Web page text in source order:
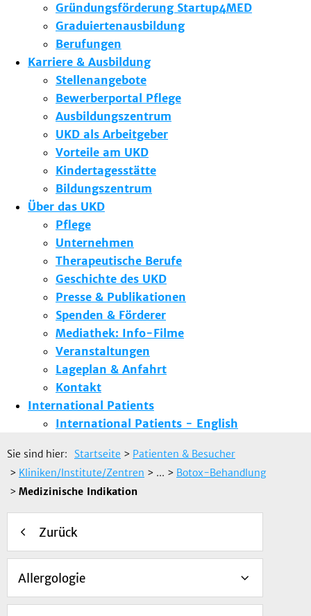
Gründungsförderung Startup4MED
Graduiertenausbildung
Berufungen
Karriere & Ausbildung
Stellenangebote
Bewerberportal Pflege
Ausbildungszentrum
UKD als Arbeitgeber
Vorteile am UKD
Kindertagesstätte
Bildungszentrum
Über das UKD
Pflege
Unternehmen
Therapeutische Berufe
Geschichte des UKD
Presse & Publikationen
Spenden & Förderer
Mediathek: Info-Filme
Veranstaltungen
Lageplan & Anfahrt
Kontakt
International Patients
International Patients - English
Sie sind hier: Startseite > Patienten & Besucher
> Kliniken/Institute/Zentren > ... > Botox-Behandlung
> Medizinische Indikation
Zurück
Allergologie